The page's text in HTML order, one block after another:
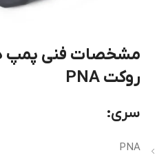
مشخصات فنی پمپ
روکت PNA
سری:
PNA